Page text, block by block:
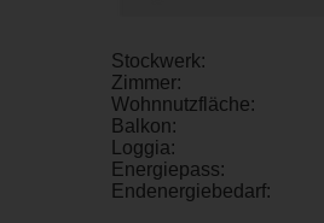
Stockwerk:
Zimmer:
Wohnnutzfläche:
Balkon:
Loggia:
Energiepass:
Endenergiebedarf: